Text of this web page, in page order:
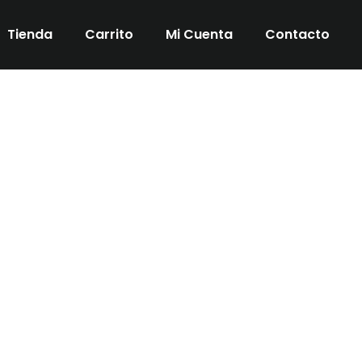
Tienda Carrito Mi Cuenta Contacto